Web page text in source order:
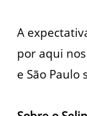
A
por aqui
e São